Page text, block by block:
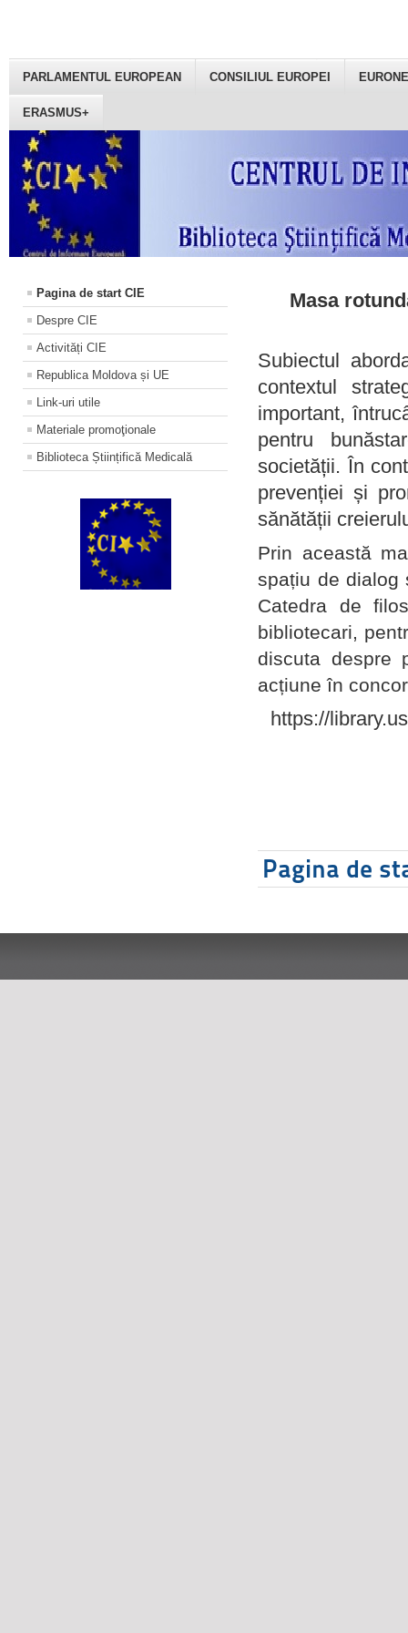
PARLAMENTUL EUROPEAN CONSILIUL EUROPEI
ERASMUS+
Pagina de start CIE
Despre CIE
Activități CIE
Republica Moldova și UE
Link-uri utile
Materiale promoţionale
Biblioteca Științifică Medicală
Masa
Subiectul
contextul
important,
pentru
societății. În
prevenției și
sănătății
Prin această
spațiu de dialog
Catedra de
bibliotecari,
discuta despre
acțiune în
https://
Pagina de